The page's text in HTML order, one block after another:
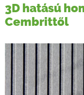
3D hatású
Cembrittől